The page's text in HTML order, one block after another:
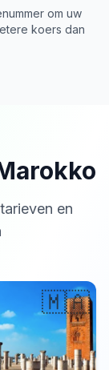
om uw
koers dan
en
🇲🇦